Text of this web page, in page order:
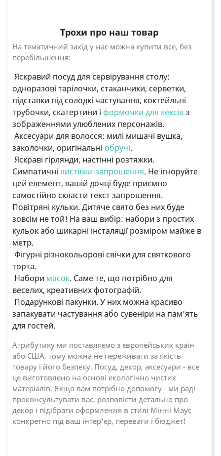
Трохи про наш товар
На тематичний захід у нас можна купити все, без
перебільшення:
Яскравий посуд для сервірування столу:
одноразові тарілочки, стаканчики, серветки,
підставки під солодкі частування, коктейльні
трубочки, скатертини і формочки для кексівз
зображеннями улюблених персонажів.
Аксесуари для волосся: милі мишачі вушка,
заколочки, оригінальні обручі.
Яскраві гірлянди, настінні розтяжки.
Симпатичні листівки-запрошення. Не ігноруйте
цей елемент, вашій дочці буде приємно
самостійно скласти текст запрошення.
Повітряні кульки. Дитяче свято без них буде
зовсім не той! На ваш вибір: набори з простих
кульок або шикарні інсталяції розміром майже в
метр.
Фігурні різнокольорові свічки для святкового
торта.
Набори масок. Саме те, що потрібно для
веселих, креативних фотографій.
Подарункові пакунки. У них можна красиво
запакувати частування або сувеніри на пам'ять
для гостей.
Атрибутику ми поставляємо з європейських країн
або США, тому можна не переживати за якість
товару і його безпеку. Посуд, декор, аксесуари - все
це виготовлено на основі екологічно чистих
матеріалів. Якщо вам потрібно допомогу - ми раді
проконсультувати вас, розповісти детально про
декор і підібрати оформлення в стилі Мінні Маус
конкретно під ваш інтер'єр, переваги і бюджет!